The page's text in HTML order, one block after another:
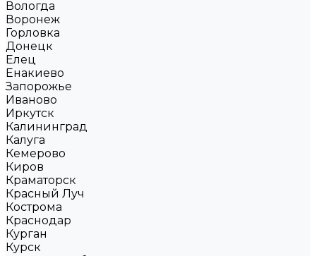
Вологда
Воронеж
Горловка
Донецк
Елец
Енакиево
Запорожье
Иваново
Иркутск
Калининград
Калуга
Кемерово
Киров
Краматорск
Красный Луч
Кострома
Краснодар
Курган
Курск